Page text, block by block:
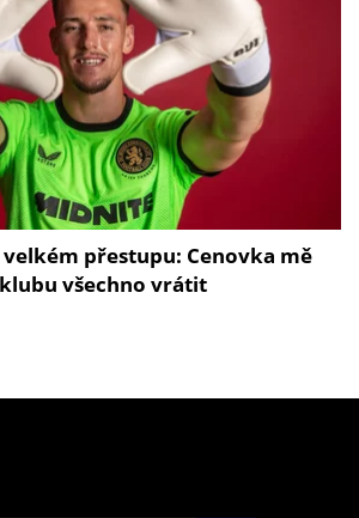
přestupu: Cenovka mě
všechno vrátit